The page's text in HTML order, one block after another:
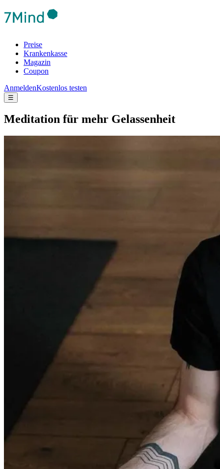
Preise
Krankenkasse
Magazin
Coupon
AnmeldenKostenlos testen
☰
Medi­ta­tion für mehr Gelas­sen­heit